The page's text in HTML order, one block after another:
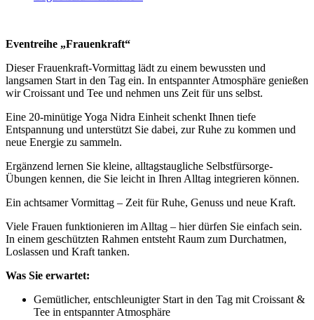
Eventreihe „Frauenkraft“
Dieser Frauenkraft-Vormittag lädt zu einem bewussten und
langsamen Start in den Tag ein. In entspannter Atmosphäre genießen
wir Croissant und Tee und nehmen uns Zeit für uns selbst.
Eine 20-minütige Yoga Nidra Einheit schenkt Ihnen tiefe
Entspannung und unterstützt Sie dabei, zur Ruhe zu kommen und
neue Energie zu sammeln.
Ergänzend lernen Sie kleine, alltagstaugliche Selbstfürsorge-
Übungen kennen, die Sie leicht in Ihren Alltag integrieren können.
Ein achtsamer Vormittag – Zeit für Ruhe, Genuss und neue Kraft.
Viele Frauen funktionieren im Alltag – hier dürfen Sie einfach sein.
In einem geschützten Rahmen entsteht Raum zum Durchatmen,
Loslassen und Kraft tanken.
Was Sie erwartet:
Gemütlicher, entschleunigter Start in den Tag mit Croissant &
Tee in entspannter Atmosphäre